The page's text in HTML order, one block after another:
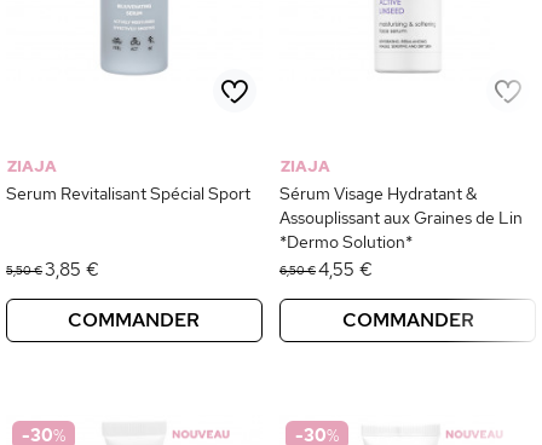
ZIAJA
Serum Revitalisant Spécial Sport
5,50 €3,85 €
COMMANDER
ZIAJA
Sérum Visage Hydratant &
Assouplissant aux Graines de Lin
*Dermo Solution*
6,50 €4,55 €
COMMANDER
-30% -30%